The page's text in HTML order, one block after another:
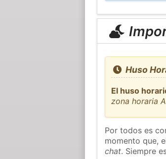
Huso
El huso
zona horaria
Por todos es
momento que,
chat. Siempre